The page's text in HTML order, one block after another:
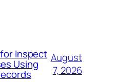
Inspect
Using
August
7, 2026